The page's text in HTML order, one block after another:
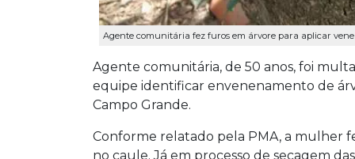
Agente comunitária fez furos em árvore para aplicar
Agente comunitária, de 50 anos, foi
equipe identificar envenenamento de
Campo Grande.
Conforme relatado pela PMA, a mulher
no caule. Já em processo de secagem